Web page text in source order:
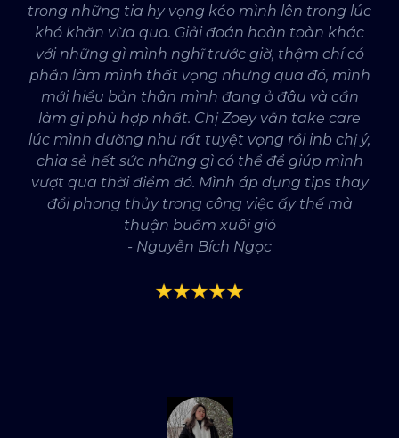
trong những tia hy vọng kéo mình lên trong lúc
khó khăn vừa qua. Giải đoán hoàn toàn khác
với những gì mình nghĩ trước giờ, thậm chí có
phần làm mình thất vọng nhưng qua đó, mình
mới hiểu bản thân mình đang ở đâu và cần
làm gì phù hợp nhất. Chị Zoey vẫn take care
lúc mình dường như rất tuyệt vọng rồi inb chị ý,
chia sẻ hết sức những gì có thể để giúp mình
vượt qua thời điểm đó. Mình áp dụng tips thay
đổi phong thủy trong công việc ấy thế mà
thuận buồm xuôi gió
- Nguyễn Bích Ngọc